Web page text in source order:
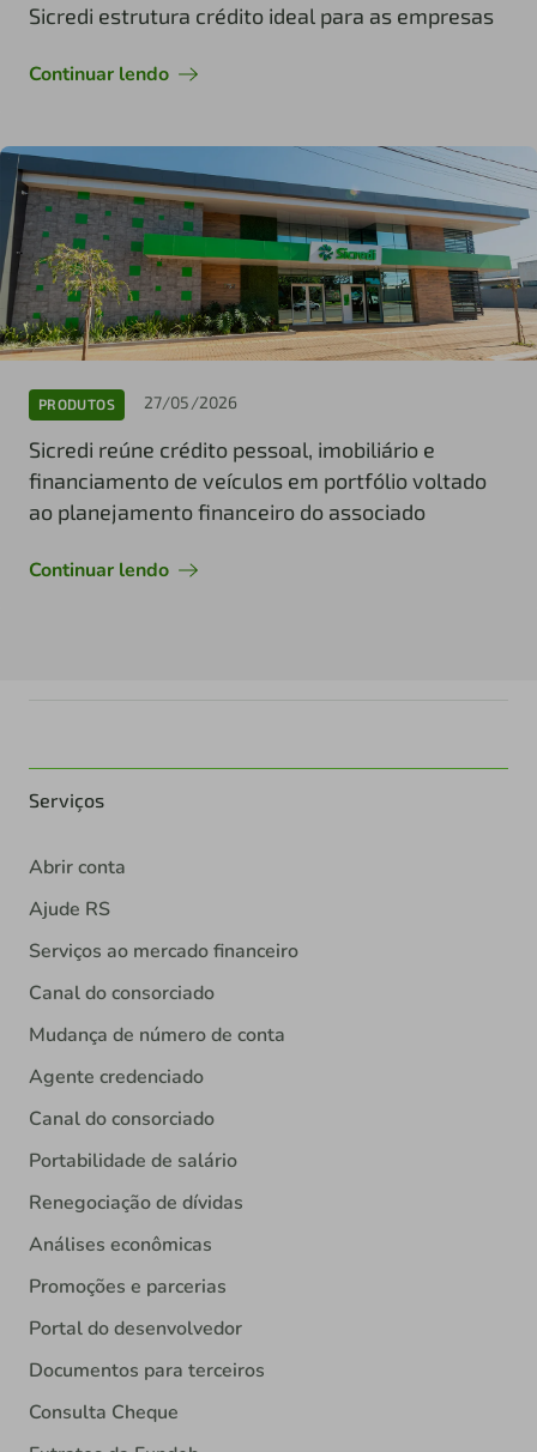
Sicredi estrutura crédito ideal para as empresas
Continuar lendo
PRODUTOS 27/05/2026
Sicredi reúne crédito pessoal, imobiliário e
financiamento de veículos em portfólio voltado
ao planejamento financeiro do associado
Continuar lendo
Serviços
Abrir conta
Ajude RS
Serviços ao mercado financeiro
Canal do consorciado
Mudança de número de conta
Agente credenciado
Canal do consorciado
Portabilidade de salário
Renegociação de dívidas
Análises econômicas
Promoções e parcerias
Portal do desenvolvedor
Documentos para terceiros
Consulta Cheque